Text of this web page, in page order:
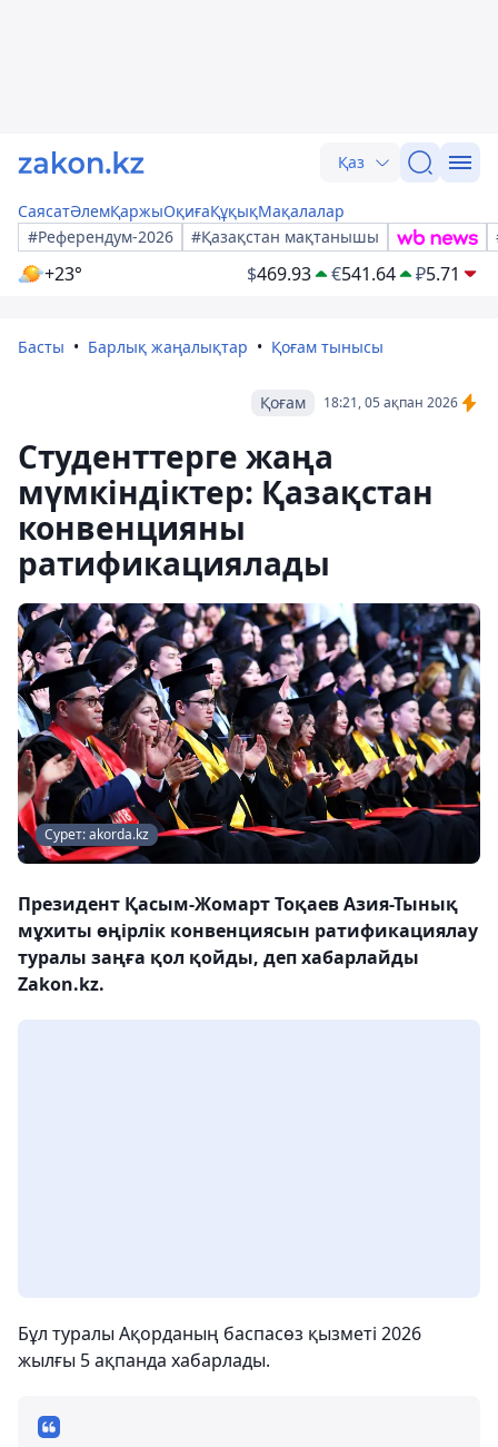
Қаз
СаясатӘлемҚаржыОқиғаҚұқықМақалалар
#Референдум-2026
#Қазақстан мақтанышы
+23° $469.93 €541.64 ₽5.71
Басты Барлық жаңалықтар Қоғам тынысы
18:21, 05 ақпан 2026
Қоғам
Студенттерге жаңа
мүмкіндіктер: Қазақстан
конвенцияны
ратификациялады
Сурет: akorda.kz
Президент Қасым-Жомарт Тоқаев Азия-Тынық
мұхиты өңірлік конвенциясын ратификациялау
туралы заңға қол қойды, деп хабарлайды
Zakon.kz.
Бұл туралы Ақорданың баспасөз қызметі 2026
жылғы 5 ақпанда хабарлады.